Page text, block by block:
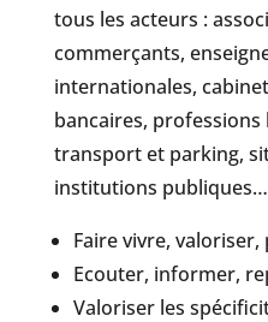
tous les acteurs :
commerçants,
internationales,
bancaires, professions
transport et parking,
institutions publiques…
Faire vivre,
Ecouter, informer,
Valoriser les